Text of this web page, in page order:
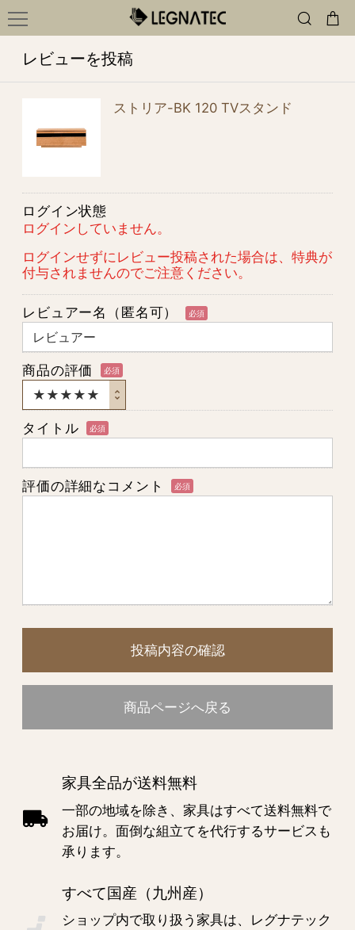
レビューを投稿
ストリア-BK 120 TVスタンド
ログイン状態
ログインしていません。
ログインせずにレビュー投稿された場合は、特典が
付与されませんのでご注意ください。
レビュアー名（匿名可） 必須
商品の評価 必須
タイトル 必須
評価の詳細なコメント 必須
投稿内容の確認
商品ページへ戻る
家具全品が送料無料
一部の地域を除き、家具はすべて送料無料で
お届け。面倒な組立てを代行するサービスも
承ります。
すべて国産（九州産）
ショップ内で取り扱う家具は、レグナテック